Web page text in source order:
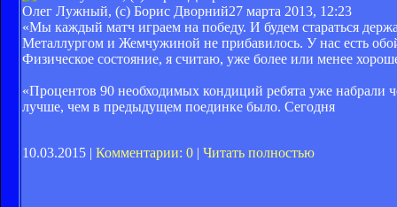
Олег Лужный, (с) Борис Дворний27 марта 2013, 12:23
«Мы каждый матч играем на победу. И будем стараться
Металлургом и Жемчужиной не прибавилось. У нас есть
Физическое состояние, я считаю, уже более или менее
«Процентов 90 необходимых кондиций ребята уже
лучше, чем в предыдущем поединке было. Сегодня
10.03.2015 | Комментарии: 0 | Читать полностью